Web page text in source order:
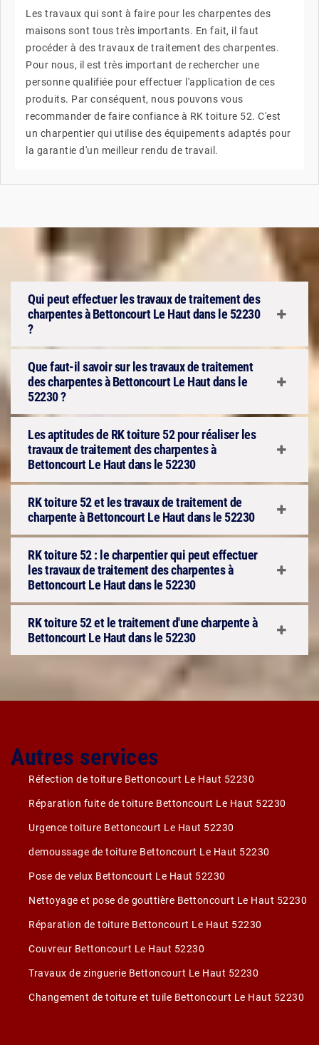
Les travaux qui sont à faire pour les charpentes des
maisons sont tous très importants. En fait, il faut
procéder à des travaux de traitement des charpentes.
Pour nous, il est très important de rechercher une
personne qualifiée pour effectuer l'application de ces
produits. Par conséquent, nous pouvons vous
recommander de faire confiance à RK toiture 52. C'est
un charpentier qui utilise des équipements adaptés pour
la garantie d'un meilleur rendu de travail.
Qui peut effectuer les travaux de traitement des
charpentes à Bettoncourt Le Haut dans le 52230
?
Que faut-il savoir sur les travaux de traitement
des charpentes à Bettoncourt Le Haut dans le
52230 ?
Les aptitudes de RK toiture 52 pour réaliser les
travaux de traitement des charpentes à
Bettoncourt Le Haut dans le 52230
RK toiture 52 et les travaux de traitement de
charpente à Bettoncourt Le Haut dans le 52230
RK toiture 52 : le charpentier qui peut effectuer
les travaux de traitement des charpentes à
Bettoncourt Le Haut dans le 52230
RK toiture 52 et le traitement d'une charpente à
Bettoncourt Le Haut dans le 52230
Autres services
Réfection de toiture Bettoncourt Le Haut 52230
Réparation fuite de toiture Bettoncourt Le Haut 52230
Urgence toiture Bettoncourt Le Haut 52230
demoussage de toiture Bettoncourt Le Haut 52230
Pose de velux Bettoncourt Le Haut 52230
Nettoyage et pose de gouttière Bettoncourt Le Haut 52230
Réparation de toiture Bettoncourt Le Haut 52230
Couvreur Bettoncourt Le Haut 52230
Travaux de zinguerie Bettoncourt Le Haut 52230
Changement de toiture et tuile Bettoncourt Le Haut 52230